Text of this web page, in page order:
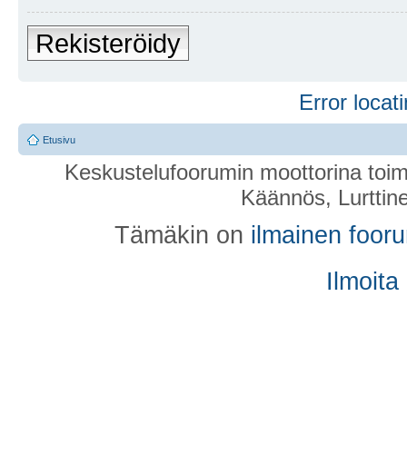
Rekisteröidy
Error
Etusivu
Keskustelufoorumin moottorina
Käännös,
Tämäkin on ilmainen